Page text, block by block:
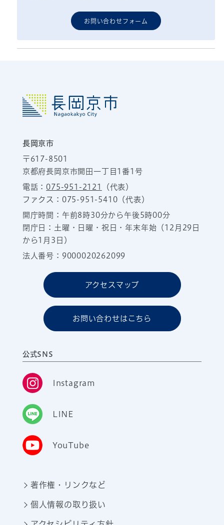
お問い合わせフォーム
長岡京市
〒617-8501
京都府長岡京市開田一丁目1番1号
電話：075-951-2121
（代表）
ファクス：075-951-5410（代表）
開庁時間：午前8時30分から午後5時00分
閉庁日：土曜・日曜・祝日・年末年始（12月29日
から1月3日）
法人番号：9000020262099
アクセスマップ
お問い合わせはこちら
公式SNS
Instagram
LINE
YouTube
著作権・リンクなど
個人情報の取り扱い